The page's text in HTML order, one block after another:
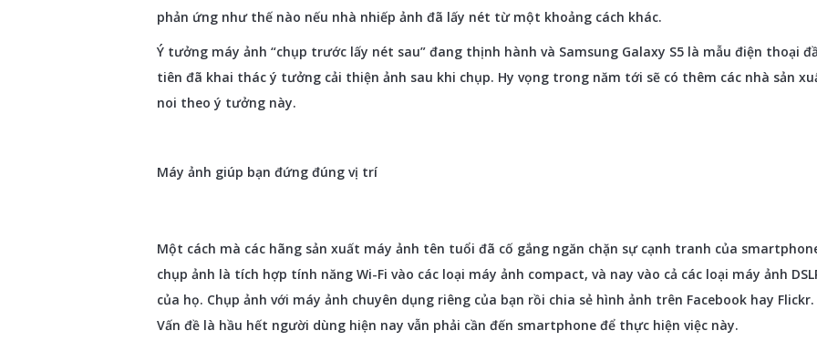
phản ứng như thế nào nếu nhà nhiếp ảnh đã lấy nét từ một khoảng cách khác.
Ý tưởng máy ảnh “chụp trước lấy nét sau” đang thịnh hành và Samsung Galaxy S5 là mẫu điện thoại
tiên đã khai thác ý tưởng cải thiện ảnh sau khi chụp. Hy vọng trong năm tới sẽ có thêm các nhà sản
noi theo ý tưởng này.
Máy ảnh giúp bạn đứng đúng vị trí
Một cách mà các hãng sản xuất máy ảnh tên tuổi đã cố gắng ngăn chặn sự cạnh tranh của
chụp ảnh là tích hợp tính năng Wi-Fi vào các loại máy ảnh compact, và nay vào cả các loại máy ảnh
của họ. Chụp ảnh với máy ảnh chuyên dụng riêng của bạn rồi chia sẻ hình ảnh trên Facebook hay Flickr.
Vấn đề là hầu hết người dùng hiện nay vẫn phải cần đến smartphone để thực hiện việc này.